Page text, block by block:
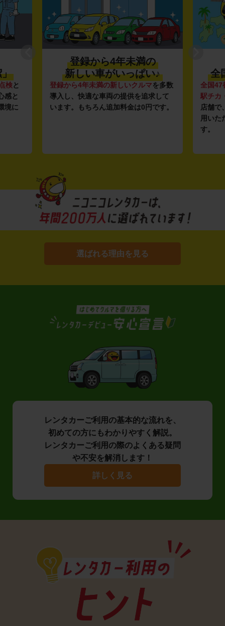
」
検と
感と
境に
登録から4年未満の
新しい車がいっぱい♪
登録から4年未満の新しいクルマを多数
導入し、快適な車両の提供を追求して
います。もちろん追加料金は0円です。
全
全国47
駅チカ
店舗で
用いた
す。
選ばれる理由を見る
レンタカーご利用の基本的な流れを、
初めての方にもわかりやすく解説。
レンタカーご利用の際のよくある疑問
や不安を解消します！
詳しく見る